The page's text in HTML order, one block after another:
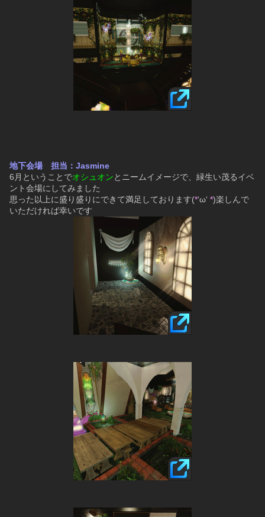
地下会場　担当：Jasmine
6月ということでオシュオンと ニームイメージで、緑生い茂るイベ
ント会場にしてみました
思った以上に盛り盛りにできて満足しております(*‘ω‘ *)楽しんで
いただければ幸いです